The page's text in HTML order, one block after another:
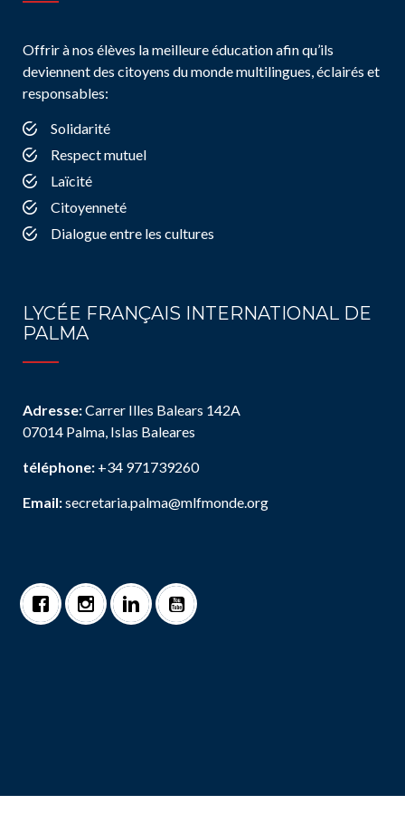
Offrir à nos élèves la meilleure éducation afin qu’ils
deviennent des citoyens du monde multilingues, éclairés et
responsables:
Solidarité
Respect mutuel
Laïcité
Citoyenneté
Dialogue entre les cultures
LYCÉE FRANÇAIS INTERNATIONAL DE
PALMA
Adresse:Carrer Illes Balears 142A
07014 Palma, Islas Baleares
téléphone: +34 971739260
Email:secretaria.palma@mlfmonde.org